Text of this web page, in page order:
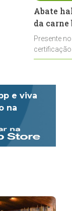
Abate
da
Presente
e viva
na